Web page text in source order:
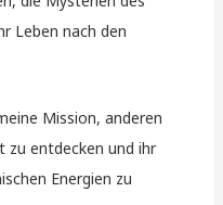
Leben nach den
Mission, anderen
zu entdecken und ihr
Energien zu